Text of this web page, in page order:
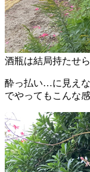
酒瓶は結局持たせ
酔っ払い…に見え
でやってもこんな